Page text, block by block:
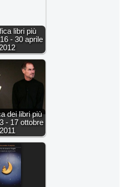
libri più
- 30 aprile
2012
dei libri più
- 17 ottobre
2011